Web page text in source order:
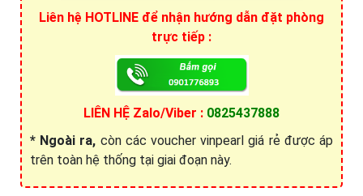
Liên hệ HOTLINE để nhận hướng dẫn đặt phòng
trực tiếp :
LIÊN HỆ Zalo/Viber : 0825437888
* Ngoài ra, còn các voucher vinpearl giá rẻ được áp
trên toàn hệ thống tại giai đoạn này.